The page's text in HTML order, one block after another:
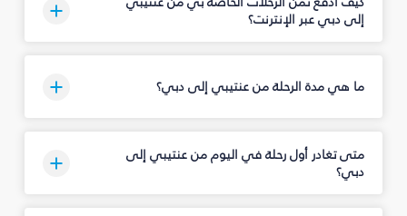
إلى دبي عبر الإنترنت؟
ما هي مدة الرحلة من عنتيبي إلى دبي؟
متى تغادر أول رحلة في اليوم من عنتيبي إلى
دبي؟